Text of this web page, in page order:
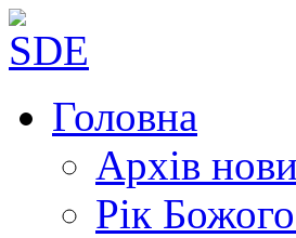
Головна
Архів
Рік